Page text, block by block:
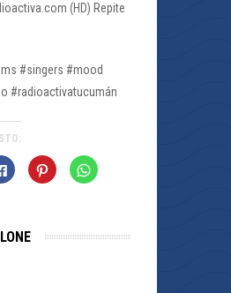
(HD) Repite
#singers #mood
#radioactivatucumán
Haz
clic
(Se
abre
Haz
clic
abre
Haz
clic
abre